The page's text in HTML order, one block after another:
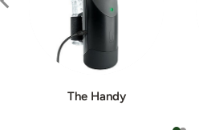
The Handy